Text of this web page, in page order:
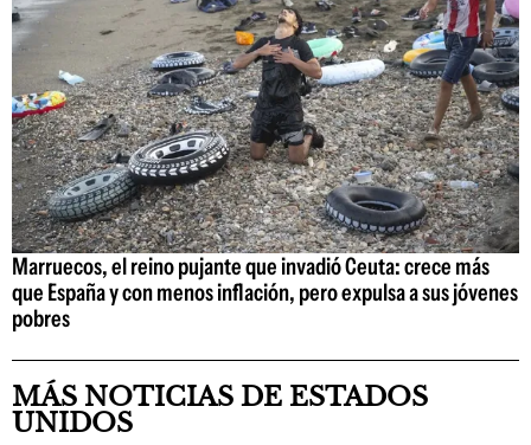
Marruecos, el reino pujante que invadió Ceuta: crece más
que España y con menos inflación, pero expulsa a sus jóvenes
pobres
MÁS NOTICIAS DE ESTADOS
UNIDOS